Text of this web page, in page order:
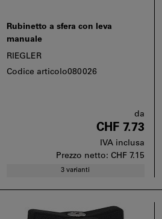
Rubinetto a sfera con leva
manuale
RIEGLER
Codice articolo080026
da
CHF 7.73
IVA inclusa
Prezzo netto:CHF 7.15
3 varianti